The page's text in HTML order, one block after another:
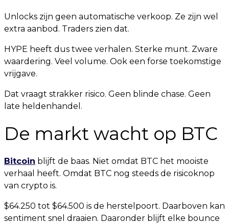
Unlocks zijn geen automatische verkoop. Ze zijn wel
extra aanbod. Traders zien dat.
HYPE heeft dus twee verhalen. Sterke munt. Zware
waardering. Veel volume. Ook een forse toekomstige
vrijgave.
Dat vraagt strakker risico. Geen blinde chase. Geen
late heldenhandel.
De markt wacht op BTC
Bitcoin blijft de baas. Niet omdat BTC het mooiste
verhaal heeft. Omdat BTC nog steeds de risicoknop
van crypto is.
$64.250 tot $64.500 is de herstelpoort. Daarboven kan
sentiment snel draaien. Daaronder blijft elke bounce